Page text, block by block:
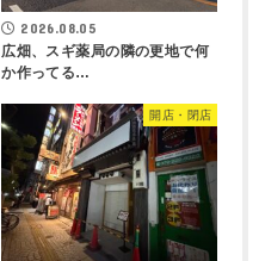
2026.08.05
広畑、スギ薬局の隣の更地で何
か作ってる…
開店・閉店